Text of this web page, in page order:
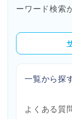
ーワード検索
一覧から探
よくある質